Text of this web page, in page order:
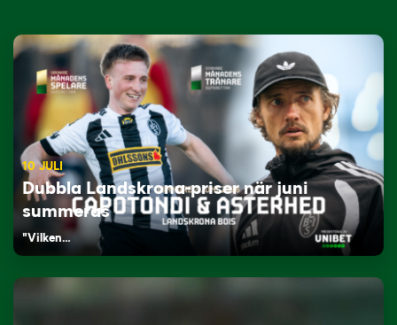
10 JULI
Dubbla Landskrona-priser när juni
summeras
"Vilken…